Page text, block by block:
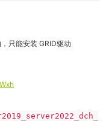
只能安装 GRID驱动